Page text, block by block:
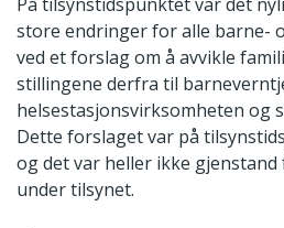
store endringer for alle barne-
ved et forslag om å avvikle
stillingene derfra til
helsestasjonsvirksomheten og
Dette forslaget var på
og det var heller ikke
under tilsynet.